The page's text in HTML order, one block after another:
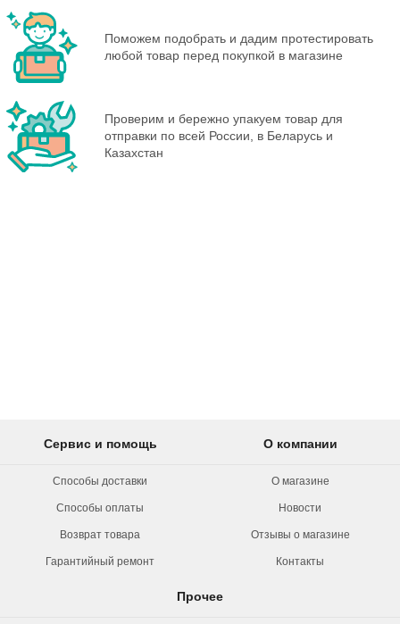
Поможем подобрать и дадим протестировать
любой товар перед покупкой в магазине
Проверим и бережно упакуем товар для
отправки по всей России, в Беларусь и
Казахстан
Сервис и помощь
Способы доставки
Способы оплаты
Возврат товара
Гарантийный ремонт
О компании
О магазине
Новости
Отзывы о магазине
Контакты
Прочее